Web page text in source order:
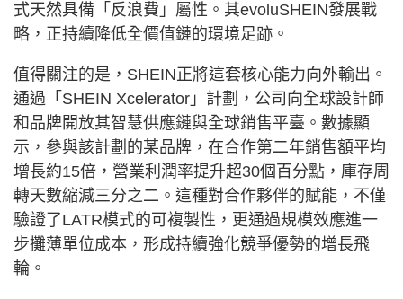
式天然具備「反浪費」屬性。其evoluSHEIN發展戰
略，正持續降低全價值鏈的環境足跡。
值得關注的是，SHEIN正將這套核心能力向外輸出。
通過「SHEIN Xcelerator」計劃，公司向全球設計師
和品牌開放其智慧供應鏈與全球銷售平臺。數據顯
示，參與該計劃的某品牌，在合作第二年銷售額平均
增長約15倍，營業利潤率提升超30個百分點，庫存周
轉天數縮減三分之二。這種對合作夥伴的賦能，不僅
驗證了LATR模式的可複製性，更通過規模效應進一
步攤薄單位成本，形成持續強化競爭優勢的增長飛
輪。